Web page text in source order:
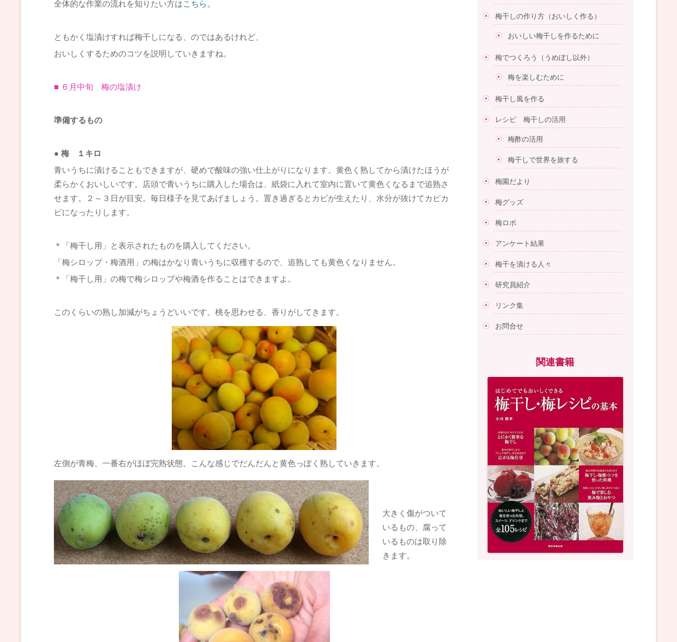
全体的な作業の流れを知りたい方はこちら 。
ともかく塩漬けすれば梅干しになる、のではあるけれど、
おいしくするためのコツを説明していきますね。
■ ６月中旬 梅の塩漬け
準備するもの
● 梅 １キロ
青いうちに漬けることもできますが、硬めで酸味の強い仕上がりになります。黄色く熟してから漬けたほうが
柔らかくおいしいです。店頭で青いうちに購入した場合は、紙袋に入れて室内に置いて黄色くなるまで追熟さ
せます。２～３日が目安。毎日様子を見てあげましょう。置き過ぎるとカビが生えたり、水分が抜けてカピカ
ピになったりします。
＊「梅干し用」と表示されたものを購入してください。
「梅シロップ・梅酒用」の梅はかなり青いうちに収穫するので、追熟しても黄色くなりません。
＊「梅干し用」の梅で梅シロップや梅酒を作ることはできますよ。
このくらいの熟し加減がちょうどいいです。桃を思わせる、香りがしてきます。
左側が青梅、一番右がほぼ完熟状態。こんな感じでだんだんと黄色っぽく熟していきます。
大きく傷がついて
いるもの、腐って
いるものは取り除
きます。
梅干しの作り方（おいしく作る）
おいしい梅干しを作るために
梅でつくろう（うめぼし以外）
梅を楽しむために
梅干し風を作る
レシピ 梅干しの活用
梅酢の活用
梅干しで世界を旅する
梅園だより
梅グッズ
梅ロボ
アンケート結果
梅干を漬ける人々
研究員紹介
リンク集
お問合せ
関連書籍